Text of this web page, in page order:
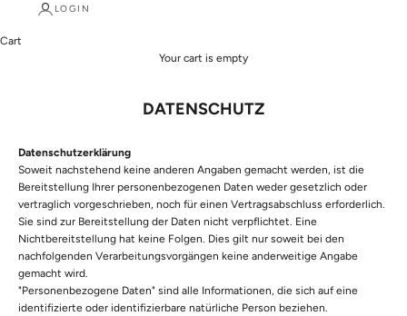
LOGIN
Cart
Your cart is empty
DATENSCHUTZ
Datenschutzerklärung
Soweit nachstehend keine anderen Angaben gemacht werden, ist die
Bereitstellung Ihrer personenbezogenen Daten weder gesetzlich oder
vertraglich vorgeschrieben, noch für einen Vertragsabschluss erforderlich.
Sie sind zur Bereitstellung der Daten nicht verpflichtet. Eine
Nichtbereitstellung hat keine Folgen. Dies gilt nur soweit bei den
nachfolgenden Verarbeitungsvorgängen keine anderweitige Angabe
gemacht wird.
"Personenbezogene Daten" sind alle Informationen, die sich auf eine
identifizierte oder identifizierbare natürliche Person beziehen.